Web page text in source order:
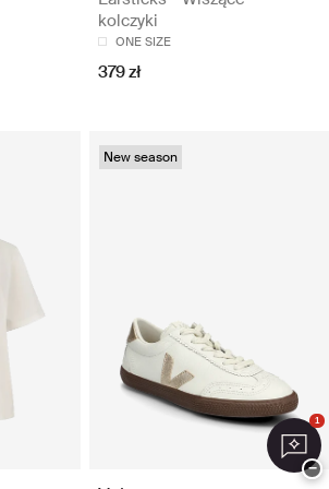
kolczyki
ONE SIZE
379 zł
New season
1
−